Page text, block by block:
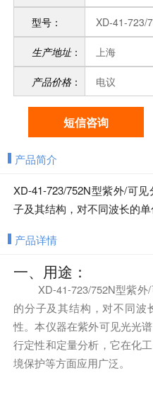
型号： XD-41-723/
生产地址： 上海
产品价格 ： 电议
短信咨询
产品简介
XD-41-723/752N型紫外/可
子及其结构，对不同波长的单
产品详情
一、用途：
XD-41-723/752N型紫外/
的分子及其结构，对不同波
性。本仪器在紫外可见光光
行定性和定量分析，它在化
境保护等方面应用广泛。